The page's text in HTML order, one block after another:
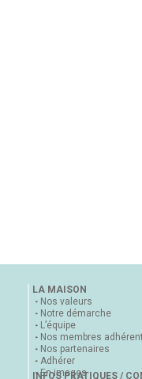
LA MAISON
Nos valeurs
Notre démarche
L’équipe
Nos membres
Nos partenaires
Adhérer
En images
INFOS PRATIQUES /